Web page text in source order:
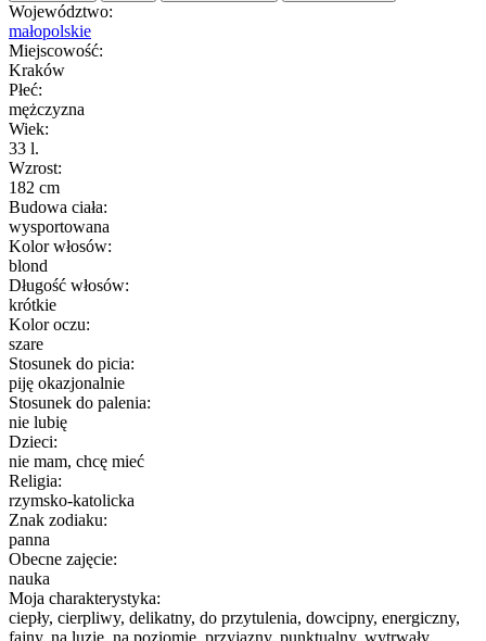
Województwo:
małopolskie
Miejscowość:
Kraków
Płeć:
mężczyzna
Wiek:
33 l.
Wzrost:
182 cm
Budowa ciała:
wysportowana
Kolor włosów:
blond
Długość włosów:
krótkie
Kolor oczu:
szare
Stosunek do picia:
piję okazjonalnie
Stosunek do palenia:
nie lubię
Dzieci:
nie mam, chcę mieć
Religia:
rzymsko-katolicka
Znak zodiaku:
panna
Obecne zajęcie:
nauka
Moja charakterystyka:
ciepły, cierpliwy, delikatny, do przytulenia, dowcipny, energiczny,
fajny, na luzie, na poziomie, przyjazny, punktualny, wytrwały,